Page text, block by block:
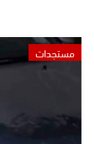
مستجدات